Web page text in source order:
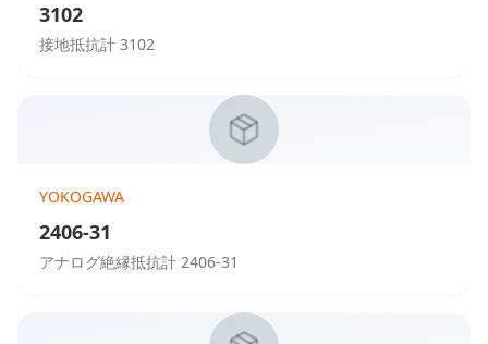
3102
接地抵抗計 3102
YOKOGAWA
2406-31
アナログ絶縁抵抗計 2406-31